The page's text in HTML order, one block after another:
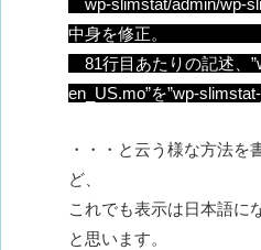
wp-slimstat/admin/wp-
中身を修
81行目あたりの記述、
en_US.mo”を”wp-
・・・と云う様な方法を
ど、
これでも表示は日本語に
と思います。